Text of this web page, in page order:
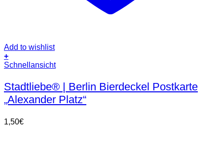
Add to wishlist
+
Schnellansicht
Stadtliebe® | Berlin Bierdeckel Postkarte
„Alexander Platz“
1,50€